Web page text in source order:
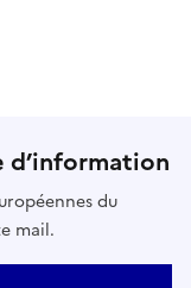
du
mail.